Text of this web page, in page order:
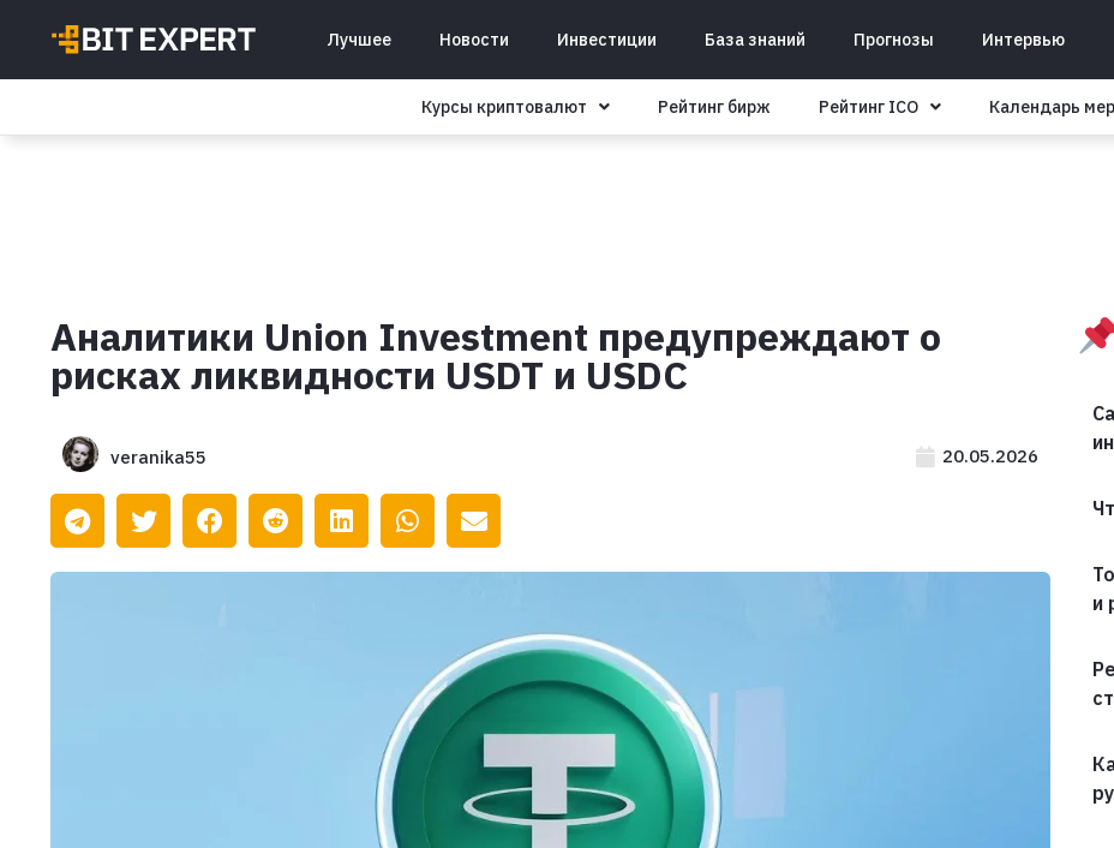
Лучшее Новости Инвестиции База знаний Прогнозы Интервью
Курсы криптовалют Рейтинг бирж Рейтинг ICO Календарь
Aналитики Union Investment предупреждают о
рисках ликвидности USDT и USDC
veranika55 20.05.2026
и